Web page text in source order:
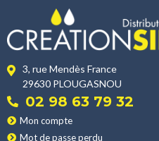
choisies
sur
la
page
du
produit
choisies
sur
page
du
produit
3, rue Mendès France
29630 PLOUGASNOU
02 98 63 79 32
Mon compte
Mot de passe perdu